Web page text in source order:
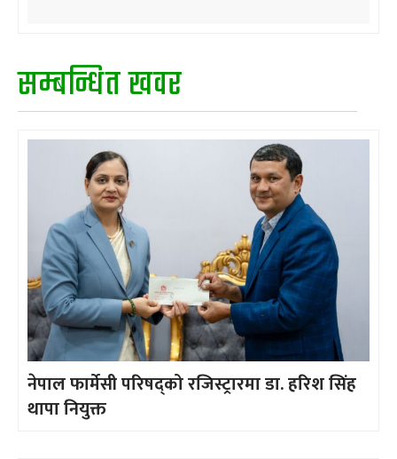
सम्बन्धित खवर
नेपाल फार्मेसी परिषद्को रजिस्ट्रारमा डा. हरिश सिंह
थापा नियुक्त